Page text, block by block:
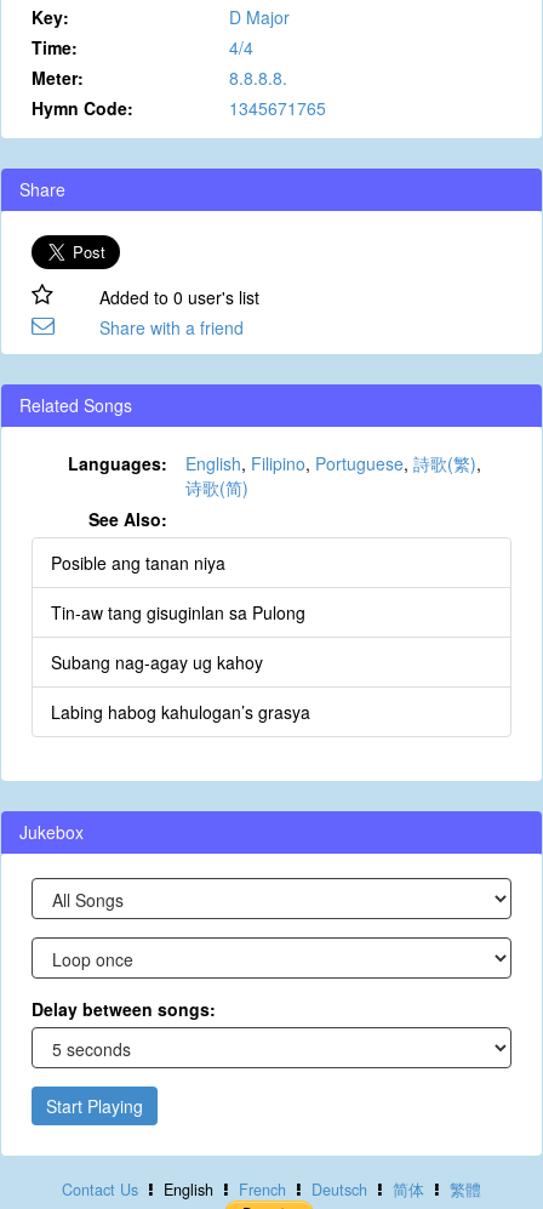
Key:
D Major
Time:
4/4
Meter:
8.8.8.8.
Hymn Code:
1345671765
Share
Added to 0 user's list
Share with a friend
Related Songs
Languages: English, Filipino, Portuguese, 詩歌(繁),
诗歌(简)
See Also:
Posible ang tanan niya
Tin-aw tang gisuginlan sa Pulong
Subang nag-agay ug kahoy
Labing habog kahulogan’s grasya
Jukebox
Delay between songs:
Start Playing
Contact Us English French Deutsch 简体 繁體